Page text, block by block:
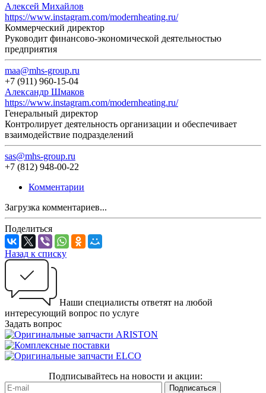
Алексей Михайлов
https://www.instagram.com/modernheating.ru/
Коммерческий директор
Руководит финансово-экономической деятельностью
предприятия
maa@mhs-group.ru
+7 (911) 960-15-04
Александр Шмаков
https://www.instagram.com/modernheating.ru/
Генеральный директор
Контролирует деятельность организации и обеспечивает
взаимодействие подразделений
sas@mhs-group.ru
+7 (812) 948-00-22
Комментарии
Загрузка комментариев...
Поделиться
Назад к списку
Наши специалисты ответят на любой
интересующий вопрос по услуге
Задать вопрос
Подписывайтесь на новости и акции: